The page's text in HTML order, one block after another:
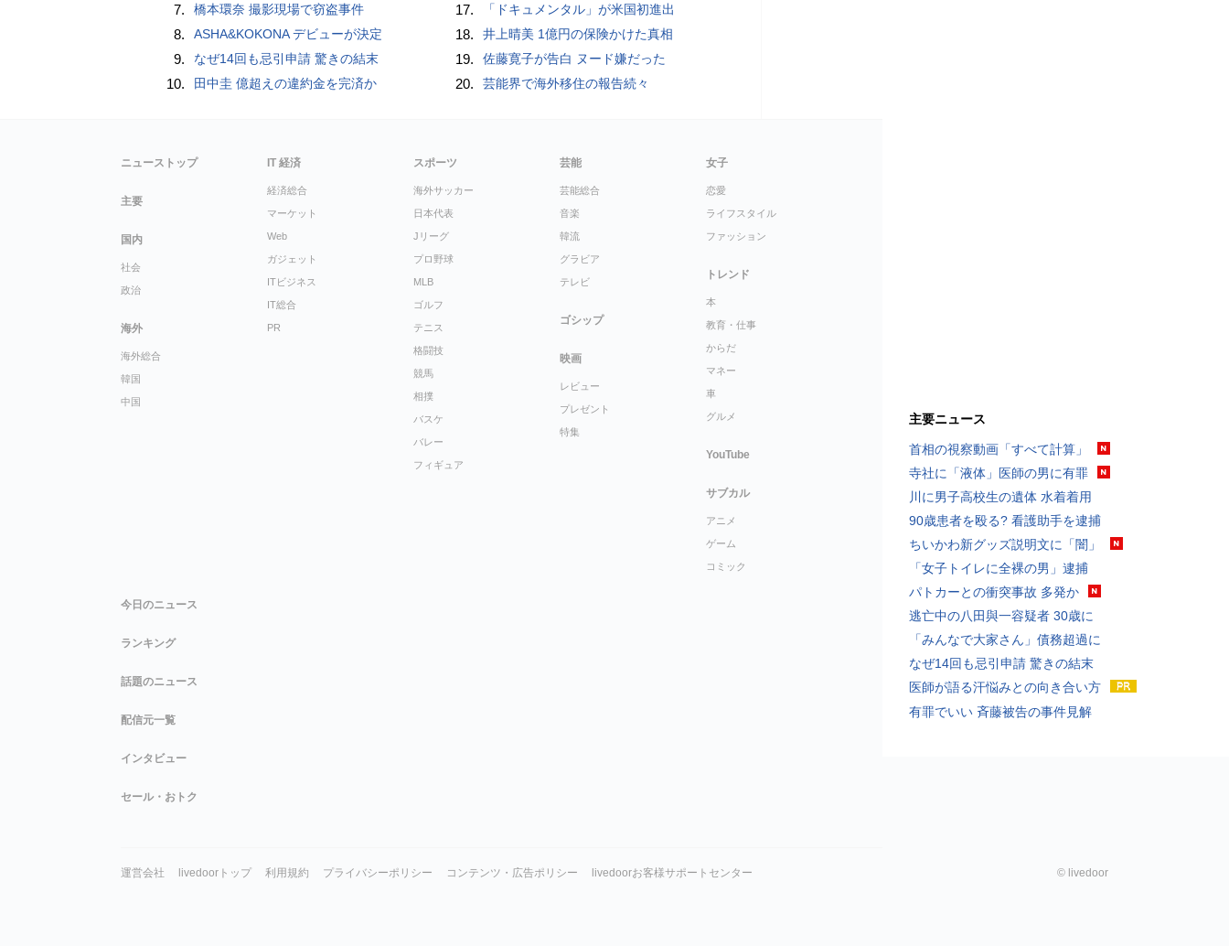
7. 橋本環奈 撮影現場で窃盗事件
8. ASHA&KOKONA デビューが決定
9. なぜ14回も忌引申請 驚きの結末
10. 田中圭 億超えの違約金を完済か
17. 「ドキュメンタル」が米国初進出
18. 井上晴美 1億円の保険かけた真相
19. 佐藤寛子が告白 ヌード嫌だった
20. 芸能界で海外移住の報告続々
主要ニュース
首相の視察動画「すべて計算」
寺社に「液体」医師の男に有罪
川に男子高校生の遺体 水着着用
90歳患者を殴る? 看護助手を逮捕
ちいかわ新グッズ説明文に「闇」
「女子トイレに全裸の男」逮捕
パトカーとの衝突事故 多発か
逃亡中の八田與一容疑者 30歳に
「みんなで大家さん」債務超過に
なぜ14回も忌引申請 驚きの結末
医師が語る汗悩みとの向き合い方
有罪でいい 斉藤被告の事件見解
ニューストップ
主要
国内
社会
政治
海外
海外総合
韓国
中国
IT 経済
経済総合
マーケット
Web
ガジェット
ITビジネス
IT総合
PR
スポーツ
海外サッカー
日本代表
Jリーグ
プロ野球
MLB
ゴルフ
テニス
格闘技
競馬
相撲
バスケ
バレー
フィギュア
芸能
芸能総合
音楽
韓流
グラビア
テレビ
ゴシップ
映画
レビュー
プレゼント
特集
女子
恋愛
ライフスタイル
ファッション
トレンド
本
教育・仕事
からだ
マネー
車
グルメ
YouTube
サブカル
アニメ
ゲーム
コミック
今日のニュース
ランキング
話題のニュース
配信元一覧
インタビュー
セール・おトク
運営会社 livedoorトップ 利用規約 プライバシーポリシー コンテンツ・広告ポリシー livedoorお客様サポートセンター © livedoor